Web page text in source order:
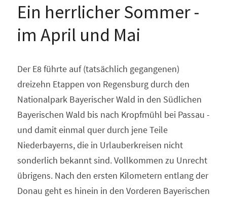
Ein herrlicher Sommer -
im April und Mai
Der E8 führte auf (tatsächlich gegangenen)
dreizehn Etappen von Regensburg durch den
Nationalpark Bayerischer Wald in den Südlichen
Bayerischen Wald bis nach Kropfmühl bei Passau -
und damit einmal quer durch jene Teile
Niederbayerns, die in Urlauberkreisen nicht
sonderlich bekannt sind. Vollkommen zu Unrecht
übrigens. Nach den ersten Kilometern entlang der
Donau geht es hinein in den Vorderen Bayerischen